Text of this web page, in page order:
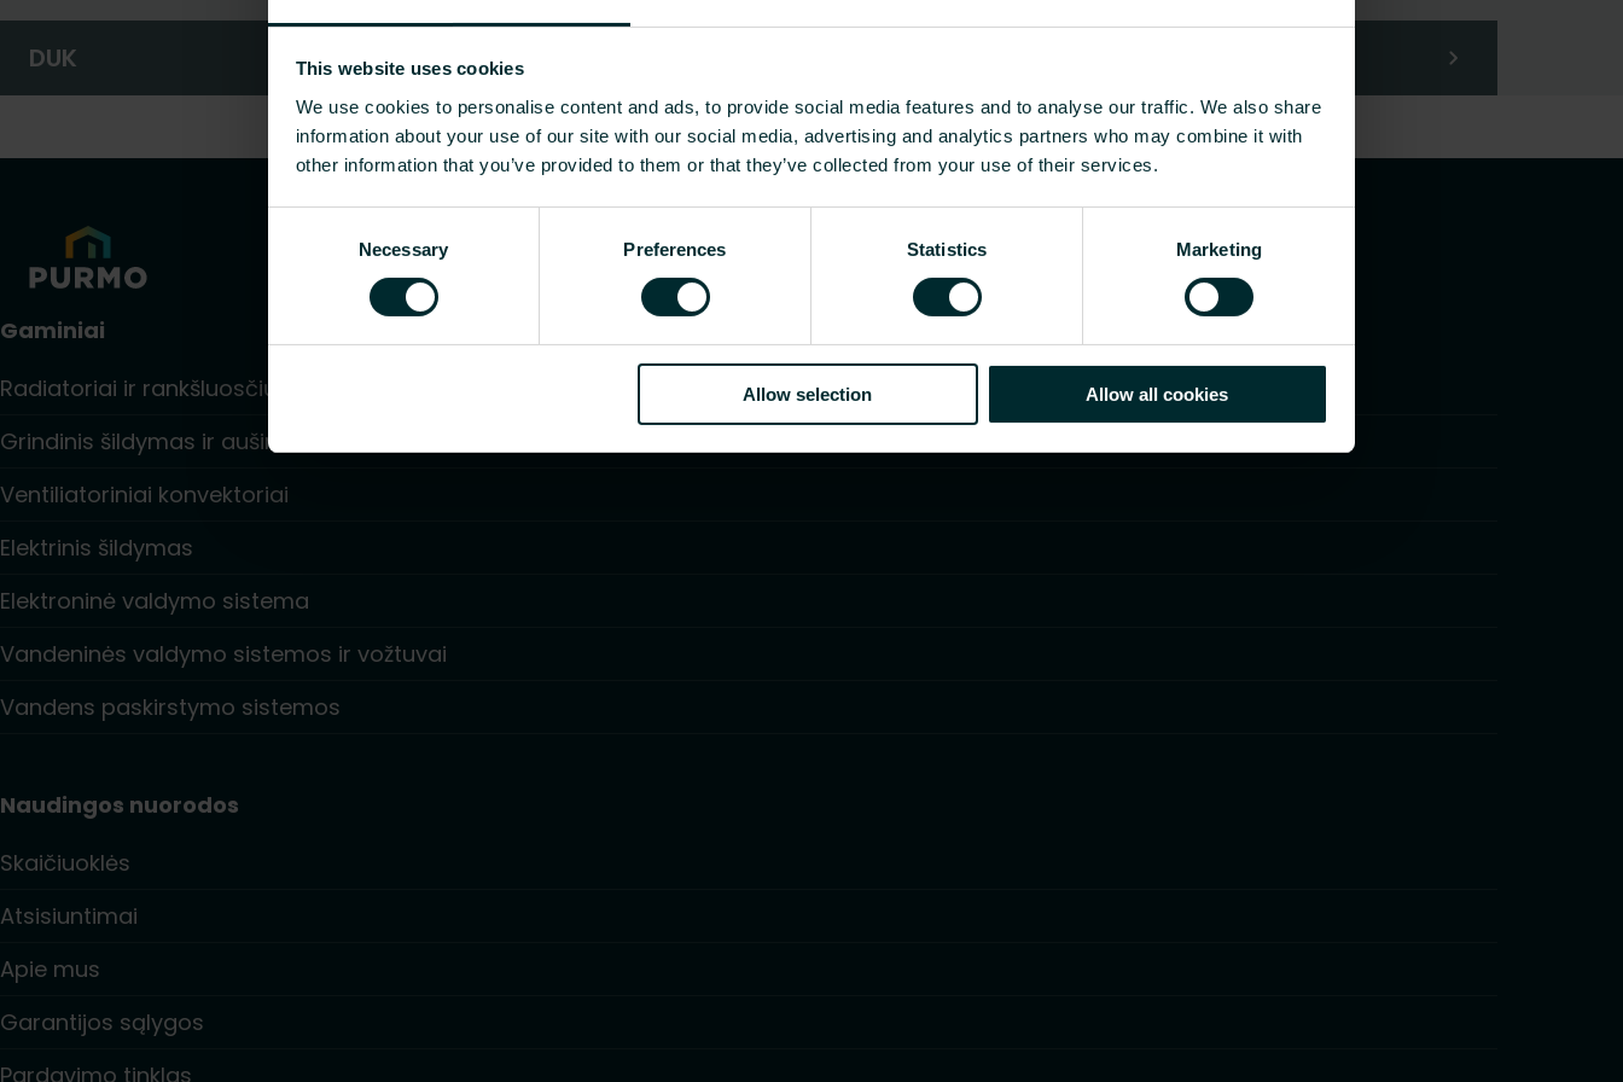
This website uses cookies
We use cookies to personalise content and ads, to provide social media features and to analyse our traffic. We also share
information about your use of our site with our social media, advertising and analytics partners who may combine it with
other information that you’ve provided to them or that they’ve collected from your use of their services.
Necessary Preferences Statistics Marketing
Allow selection Allow all cookies
DUK
Gaminiai
Radiatoriai ir rankšluosčių džiovintuvai
Grindinis šildymas ir aušinimas
Ventiliatoriniai konvektoriai
Elektrinis šildymas
Elektroninė valdymo sistema
Vandeninės valdymo sistemos ir vožtuvai
Vandens paskirstymo sistemos
Naudingos nuorodos
Skaičiuoklės
Atsisiuntimai
Apie mus
Garantijos sąlygos
Pardavimo tinklas